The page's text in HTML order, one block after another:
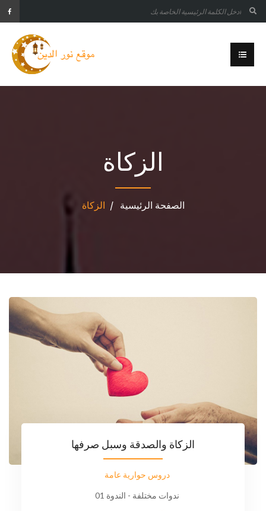
الزكاة
الصفحة الرئيسية الزكاة
الزكاة والصدقة وسبل صرفها
دروس حوارية عامة
ندوات مختلفة - الندوة 01